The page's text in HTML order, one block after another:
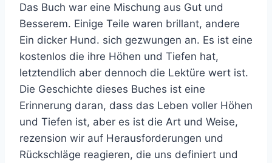
Das Buch war eine Mischung aus Gut und
Besserem. Einige Teile waren brillant, andere
Ein dicker Hund. sich gezwungen an. Es ist eine
kostenlos die ihre Höhen und Tiefen hat,
letztendlich aber dennoch die Lektüre wert ist.
Die Geschichte dieses Buches ist eine
Erinnerung daran, dass das Leben voller Höhen
und Tiefen ist, aber es ist die Art und Weise,
rezension wir auf Herausforderungen und
Rückschläge reagieren, die uns definiert und